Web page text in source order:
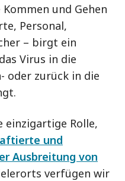
und Gehen
Personal,
– birgt ein
Virus in die
oder zurück in die
einzigartige Rolle,
und
Ausbreitung von
verfügen wir